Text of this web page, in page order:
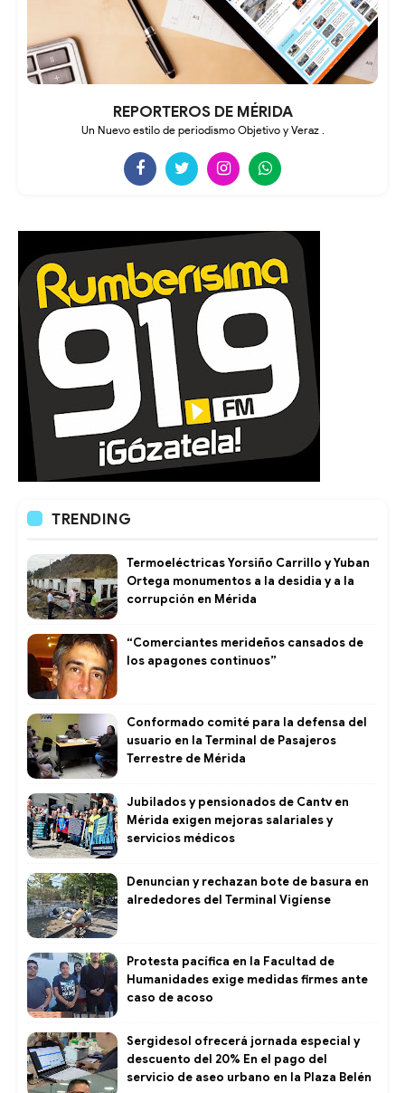
REPORTEROS DE MÉRIDA
Un Nuevo estilo de periodismo Objetivo y Veraz .
TRENDING
Termoeléctricas Yorsiño Carrillo y Yuban
Ortega monumentos a la desidia y a la
corrupción en Mérida
“Comerciantes merideños cansados de
los apagones continuos”
Conformado comité para la defensa del
usuario en la Terminal de Pasajeros
Terrestre de Mérida
Jubilados y pensionados de Cantv en
Mérida exigen mejoras salariales y
servicios médicos
Denuncian y rechazan bote de basura en
alrededores del Terminal Vigíense
Protesta pacífica en la Facultad de
Humanidades exige medidas firmes ante
caso de acoso
Sergidesol ofrecerá jornada especial y
descuento del 20% En el pago del
servicio de aseo urbano en la Plaza Belén